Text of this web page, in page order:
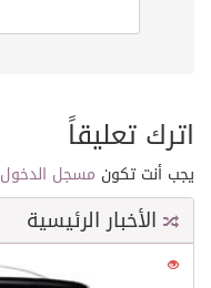
اترك تعليقاً
يجب أنت تكون مسجل الدخول
الأخبار الرئيسية
21641